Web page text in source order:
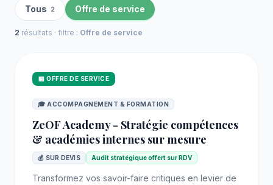
Tous 2 Offre de service
2 résultats · filtre : Offre de service
🏪 OFFRE DE SERVICE
🎓 ACCOMPAGNEMENT & FORMATION
ZeOF Academy - Stratégie compétences
& académies internes sur mesure
💰 SUR DEVIS Audit stratégique offert sur RDV
Transformez vos savoir-faire critiques en levier de